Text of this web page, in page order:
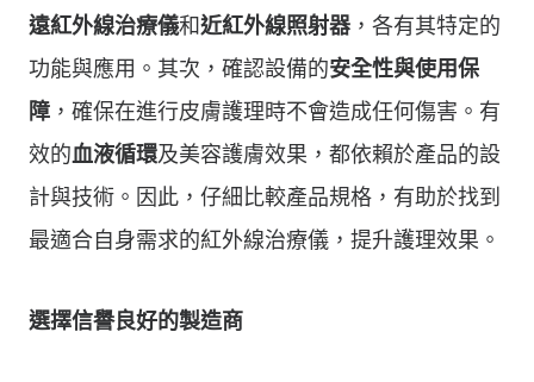
遠紅外線治療儀和近紅外線照射器 ，各有其特定的
功能與應用。其次，確認設備的安全性與使用保
障 ，確保在進行皮膚護理時不會造成任何傷害。有
效的血液循環及美容護膚效果，都依賴於產品的設
計與技術。因此，仔細比較產品規格，有助於找到
最適合自身需求的紅外線治療儀，提升護理效果。
選擇信譽良好的製造商